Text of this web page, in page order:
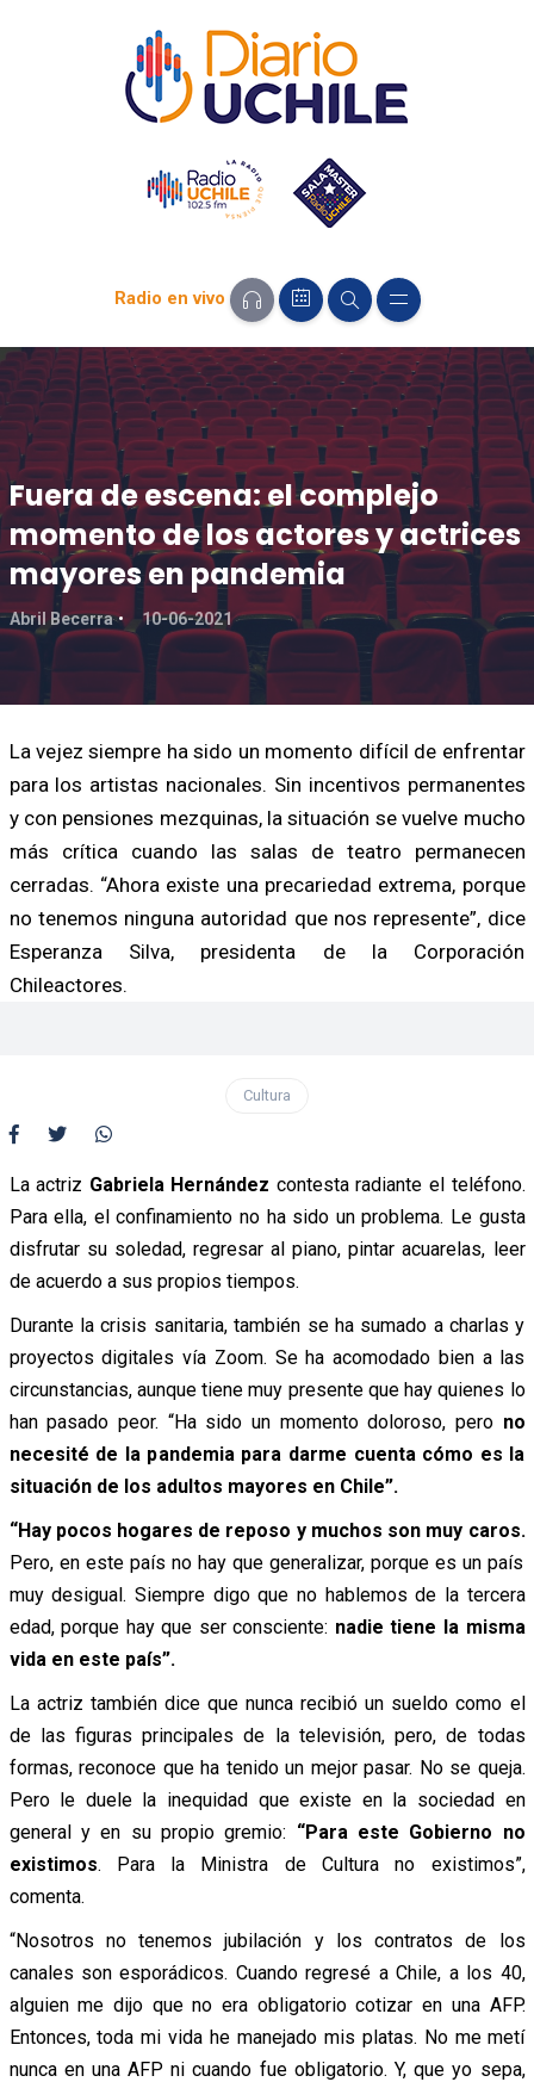
Radio en vivo
Fuera de escena: el complejo
momento de los actores y actrices
mayores en pandemia
Abril Becerra 10-06-2021
La vejez siempre ha sido un momento difícil de enfrentar
para los artistas nacionales. Sin incentivos permanentes
y con pensiones mezquinas, la situación se vuelve mucho
más crítica cuando las salas de teatro permanecen
cerradas. “Ahora existe una precariedad extrema, porque
no tenemos ninguna autoridad que nos represente”, dice
Esperanza Silva, presidenta de la Corporación
Chileactores.
Cultura
La actriz Gabriela Hernández contesta radiante el teléfono.
Para ella, el confinamiento no ha sido un problema. Le gusta
disfrutar su soledad, regresar al piano, pintar acuarelas, leer
de acuerdo a sus propios tiempos.
Durante la crisis sanitaria, también se ha sumado a charlas y
proyectos digitales vía Zoom. Se ha acomodado bien a las
circunstancias, aunque tiene muy presente que hay quienes lo
han pasado peor. “Ha sido un momento doloroso, pero no
necesité de la pandemia para darme cuenta cómo es la
situación de los adultos mayores en Chile”.
“Hay pocos hogares de reposo y muchos son muy caros.
Pero, en este país no hay que generalizar, porque es un país
muy desigual. Siempre digo que no hablemos de la tercera
edad, porque hay que ser consciente: nadie tiene la misma
vida en este país”.
La actriz también dice que nunca recibió un sueldo como el
de las figuras principales de la televisión, pero, de todas
formas, reconoce que ha tenido un mejor pasar. No se queja.
Pero le duele la inequidad que existe en la sociedad en
general y en su propio gremio: “Para este Gobierno no
existimos. Para la Ministra de Cultura no existimos”,
comenta.
“Nosotros no tenemos jubilación y los contratos de los
canales son esporádicos. Cuando regresé a Chile, a los 40,
alguien me dijo que no era obligatorio cotizar en una AFP.
Entonces, toda mi vida he manejado mis platas. No me metí
nunca en una AFP ni cuando fue obligatorio. Y, que yo sepa,